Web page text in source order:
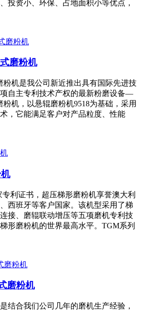
投资小、环保、占地面积小等优点，
磨粉机
粉机是我公司新近推出具有国际先进技
自主专利技术产权的最新粉磨设备—
机，以悬辊磨粉机9518为基础，采用
，它能满足客户对产品粒度、性能
利证书，超压梯形磨粉机享誉澳大利
西班牙等客户国家。该机型采用了梯
接、磨辊联动增压等五项磨机专利技
形磨粉机的世界最高水平。TGM系列
磨粉机
结合我们公司几年的磨机生产经验，